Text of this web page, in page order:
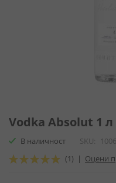
към
на
галерия
със
Vodka Absolut 1 л
В наличност SKU
Оценка:
(1) | Оцени